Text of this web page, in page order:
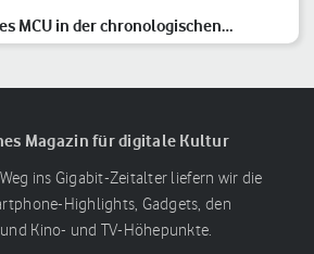
MCU in der chronologischen
Magazin für digitale Kultur
ins Gigabit-Zeitalter liefern wir die
Highlights, Gadgets, den
Kino- und TV-Höhepunkte.